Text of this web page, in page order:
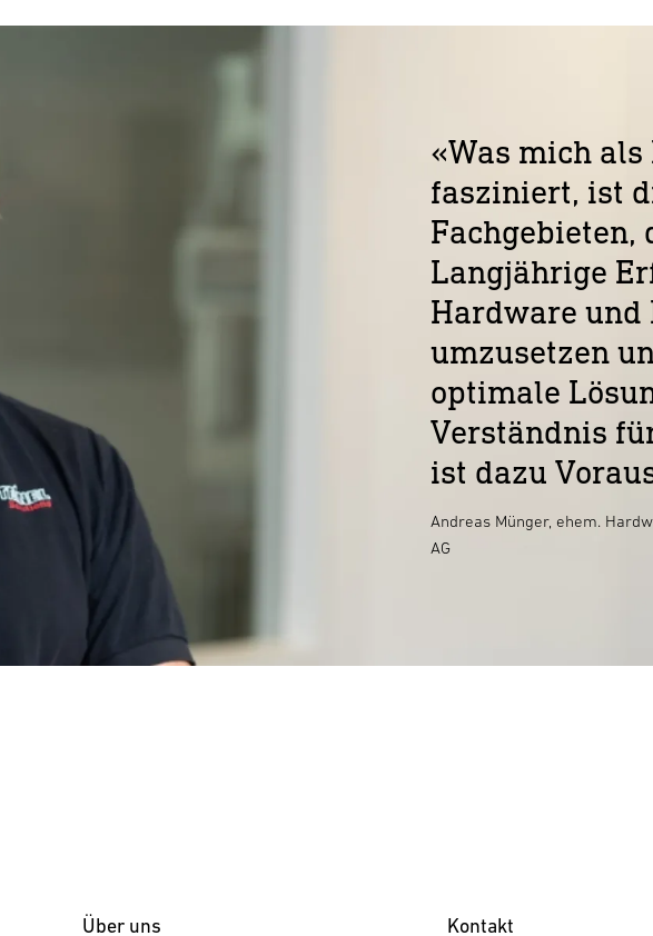
«Was mich
fasziniert, ist
Fachgebieten,
Langjährige
Hardware
umzusetzen
optimale
Verständnis
ist dazu
Andreas Münger, ehem.
AG
Über uns Kontakt